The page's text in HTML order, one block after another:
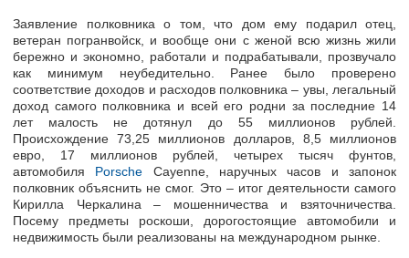
Заявление полковника о том, что дом ему подарил отец,
ветеран погранвойск, и вообще они с женой всю жизнь жили
бережно и экономно, работали и подрабатывали, прозвучало
как минимум неубедительно. Ранее было проверено
соответствие доходов и расходов полковника – увы, легальный
доход самого полковника и всей его родни за последние 14
лет малость не дотянул до 55 миллионов рублей.
Происхождение 73,25 миллионов долларов, 8,5 миллионов
евро, 17 миллионов рублей, четырех тысяч фунтов,
автомобиля Porsche Cayenne, наручных часов и запонок
полковник объяснить не смог. Это – итог деятельности самого
Кирилла Черкалина – мошенничества и взяточничества.
Посему предметы роскоши, дорогостоящие автомобили и
недвижимость были реализованы на международном рынке.